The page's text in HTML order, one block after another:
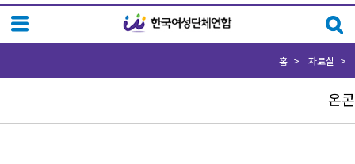
온콘
홈 자료실